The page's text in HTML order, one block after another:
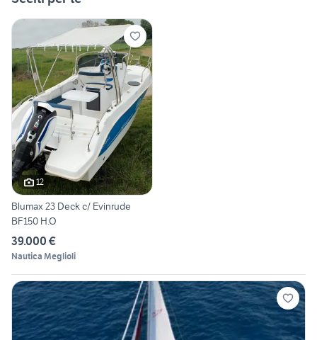
12
Blumax 23 Deck c/ Evinrude
BF150 H.O
39.000 €
Nautica Meglioli